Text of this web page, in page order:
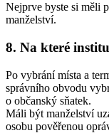
Nejprve byste si měli
manželství.
8. Na které
Po vybrání místa a
správního obvodu
o občanský sňatek.
Máli být manželství
osobu pověřenou